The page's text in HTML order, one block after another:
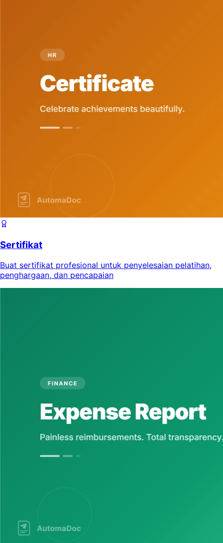
Sertifikat
Buat sertifikat profesional untuk penyelesaian pelatihan,
penghargaan, dan pencapaian